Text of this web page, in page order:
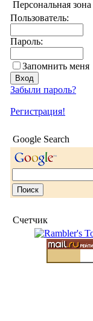
Персональная зона
Пользователь:
Пароль:
Запомнить меня
Забыли пароль?
Регистрация!
Google Search
Счетчик